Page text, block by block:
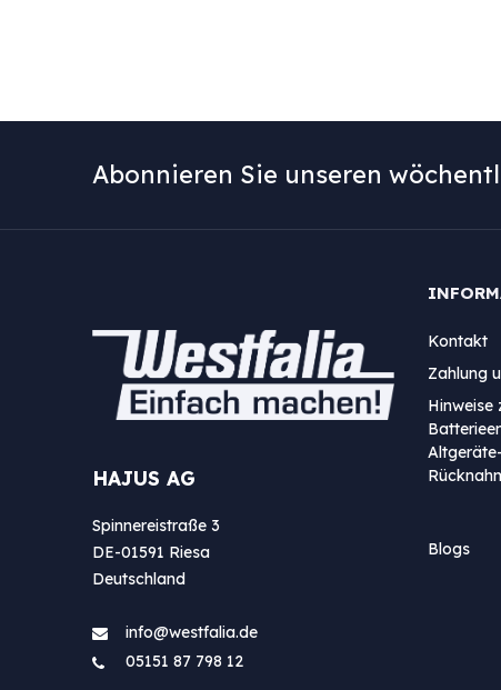
Abonnieren Sie unseren
HAJUS AG
Spinnereistraße 3
DE-01591 Riesa
Deutschland
info@westfa​lia.de
05151 87 798 12
Kontakt
Zahlung
Hinweise
Blogs